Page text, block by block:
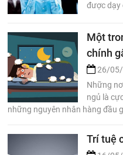
được dạy
Một
chính
26/
Những
ngủ là
những nguyên nhân hàng đầu
Trí tuệ